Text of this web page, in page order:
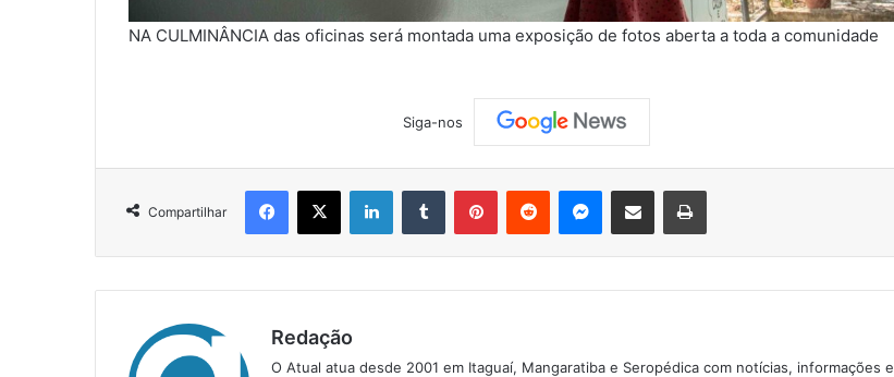
NA CULMINÂNCIA das oficinas será montada uma exposição de fotos aberta a toda a comunidade
Siga-nos
Compartilhar
Redação
O Atual atua desde 2001 em Itaguaí, Mangaratiba e Seropédica com notícias, informações e